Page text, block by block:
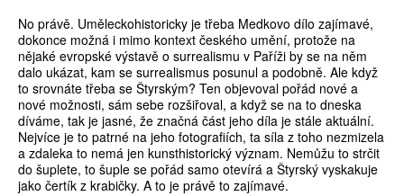
No právě. Uměleckohistoricky je třeba Medkovo dílo zajímavé,
dokonce možná i mimo kontext českého umění, protože na
nějaké evropské výstavě o surrealismu v Paříži by se na něm
dalo ukázat, kam se surrealismus posunul a podobně. Ale když
to srovnáte třeba se Štyrským? Ten objevoval pořád nové a
nové možnosti, sám sebe rozšiřoval, a když se na to dneska
díváme, tak je jasné, že značná část jeho díla je stále aktuální.
Nejvíce je to patrné na jeho fotografiích, ta síla z toho nezmizela
a zdaleka to nemá jen kunsthistorický význam. Nemůžu to strčit
do šuplete, to šuple se pořád samo otevírá a Štyrský vyskakuje
jako čertík z krabičky. A to je právě to zajímavé.